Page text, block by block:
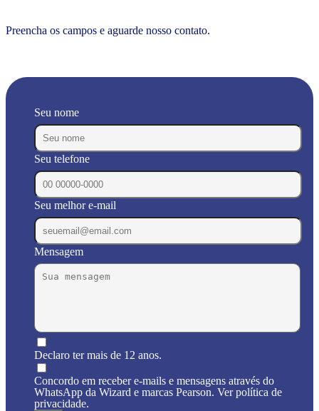
Preencha os campos e aguarde nosso contato.
Seu nome
Seu telefone
Seu melhor e-mail
Mensagem
Declaro ter mais de 12 anos.
Concordo em receber e-mails e mensagens através do
WhatsApp da Wizard e marcas Pearson. Ver política de
privacidade.